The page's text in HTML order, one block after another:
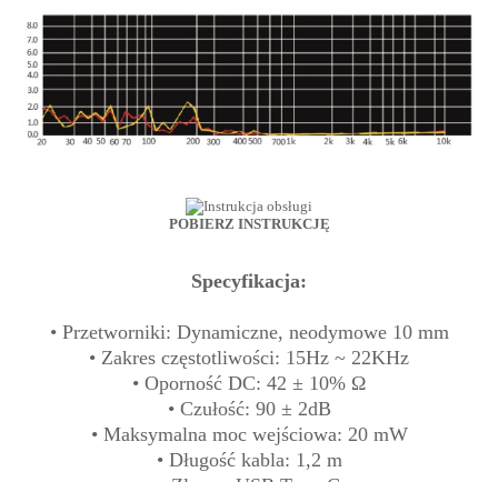
POBIERZ INSTRUKCJĘ
Specyfikacja:
• Przetworniki: Dynamiczne, neodymowe 10 mm
• Zakres częstotliwości: 15Hz ~ 22KHz
• Oporność DC: 42 ± 10% Ω
• Czułość: 90 ± 2dB
• Maksymalna moc wejściowa: 20 mW
• Długość kabla: 1,2 m